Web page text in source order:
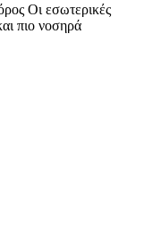
Οι εσωτερικές
πιο νοσηρά